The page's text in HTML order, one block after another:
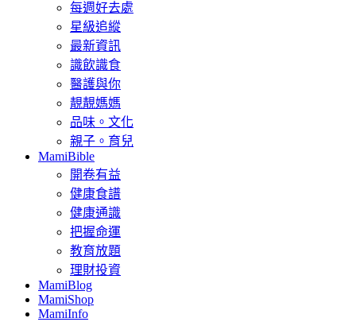
每週好去處
星級追縱
最新資訊
識飲識食
醫護與你
靚靚媽媽
品味。文化
親子。育兒
MamiBible
開卷有益
健康食譜
健康通識
把握命運
教育放題
理財投資
MamiBlog
MamiShop
MamiInfo